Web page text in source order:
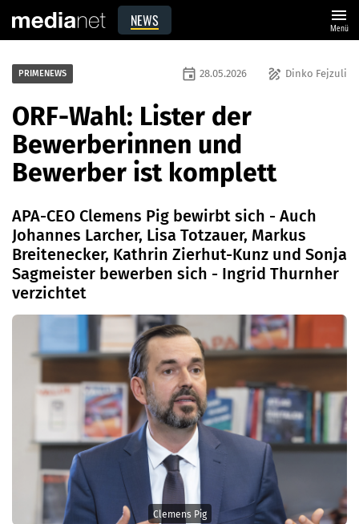
NEWS menu
Menü
Clemens Pig
PRIMENEWS draw Dinko Fejzuli
event 28.05.2026
ORF-Wahl: Lister der
Bewerberinnen und
Bewerber ist komplett
APA-CEO Clemens Pig bewirbt sich - Auch
Johannes Larcher, Lisa Totzauer, Markus
Breitenecker, Kathrin Zierhut-Kunz und Sonja
Sagmeister bewerben sich - Ingrid Thurnher
verzichtet